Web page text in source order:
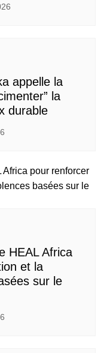
appelle la
la
durable
HEAL Africa
et la
sur le